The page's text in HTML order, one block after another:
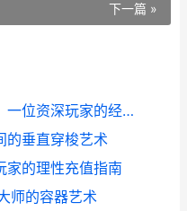
下一篇 »
如何查看和平精英使用记录，一位资深玩家的经验分享
的垂直穿梭艺术
家的理性充值指南
师的容器艺术